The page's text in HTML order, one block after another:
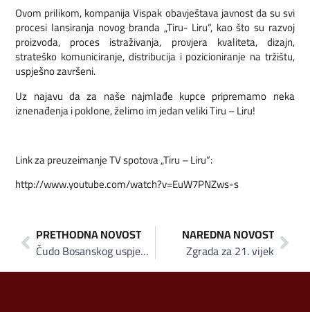
Ovom prilikom, kompanija Vispak obavještava javnost da su svi
procesi lansiranja novog branda „Tiru- Liru“, kao što su razvoj
proizvoda, proces istraživanja, provjera kvaliteta, dizajn,
strateško komuniciranje, distribucija i pozicioniranje na tržištu,
uspješno završeni.
Uz najavu da za naše najmlađe kupce pripremamo neka
iznenađenja i poklone, želimo im jedan veliki Tiru – Liru!
Link za preuzeimanje TV spotova „Tiru – Liru“:
http://www.youtube.com/watch?v=EuW7PNZws-s
PRETHODNA NOVOST
Čudo Bosanskog uspjeha!
NAREDNA NOVOST
Zgrada za 21. vijek